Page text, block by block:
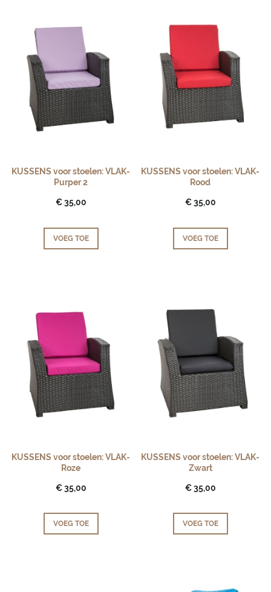
KUSSENS voor stoelen: VLAK-
Purper 2
€ 35,00
VOEG TOE
KUSSENS voor stoelen: VLAK-
Rood
€ 35,00
VOEG TOE
KUSSENS voor stoelen: VLAK-
Roze
€ 35,00
VOEG TOE
KUSSENS voor stoelen: VLAK-
Zwart
€ 35,00
VOEG TOE